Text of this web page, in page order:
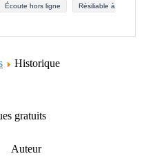
Écoute hors ligne
Résiliable à
Historique
gratuits
Auteur